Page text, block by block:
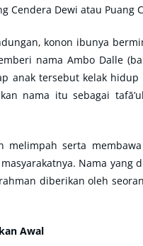
Cendera Dewi atau Puang
konon ibunya
nama Ambo Dalle
anak tersebut kelak
nama itu sebagai
melimpah serta
Nama
diberikan oleh
Awal